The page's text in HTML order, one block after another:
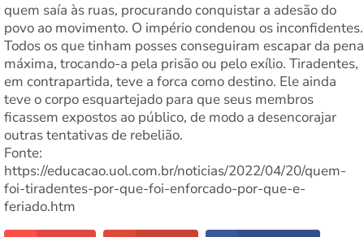
quem saía às ruas, procurando conquistar a adesão do
povo ao movimento. O império condenou os inconfidentes.
Todos os que tinham posses conseguiram escapar da pena
máxima, trocando-a pela prisão ou pelo exílio. Tiradentes,
em contrapartida, teve a forca como destino. Ele ainda
teve o corpo esquartejado para que seus membros
ficassem expostos ao público, de modo a desencorajar
outras tentativas de rebelião.
Fonte:
https://educacao.uol.com.br/noticias/2022/04/20/quem-
foi-tiradentes-por-que-foi-enforcado-por-que-e-
feriado.htm